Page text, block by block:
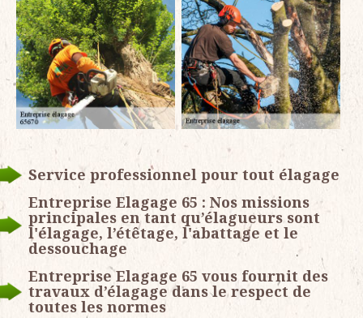
Service professionnel pour tout élagage
Entreprise Elagage 65 : Nos missions
principales en tant qu’élagueurs sont
l'élagage, l’étêtage, l'abattage et le
dessouchage
Entreprise Elagage 65 vous fournit des
travaux d’élagage dans le respect de
toutes les normes